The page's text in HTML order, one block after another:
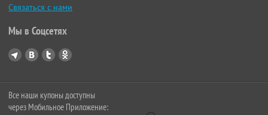
Связаться с нами
Мы в Соцсетях
Все наши купоны доступны
через Мобильное Приложение: